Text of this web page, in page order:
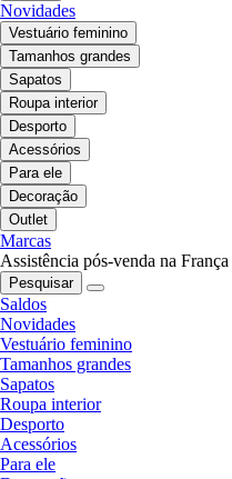
Novidades
Vestuário feminino
Tamanhos grandes
Sapatos
Roupa interior
Desporto
Acessórios
Para ele
Decoração
Outlet
Marcas
Assistência pós-venda na França
Pesquisar
Saldos
Novidades
Vestuário feminino
Tamanhos grandes
Sapatos
Roupa interior
Desporto
Acessórios
Para ele